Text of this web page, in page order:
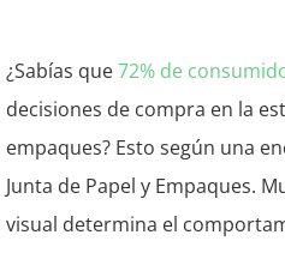
¿Sabías que72% de
decisiones de compra en la
empaques? Esto según una
Junta de Papel y Empaques.
visual determina el